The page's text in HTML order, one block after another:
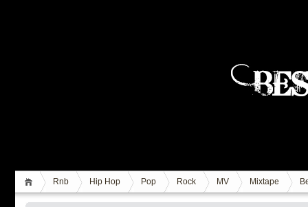
Rnb Hip Hop Pop Rock MV Mixtape